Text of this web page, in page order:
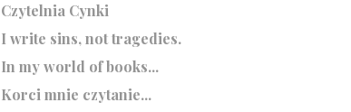
Czytelnia Cynki
I write sins, not tragedies.
In my world of books...
Korci mnie czytanie...